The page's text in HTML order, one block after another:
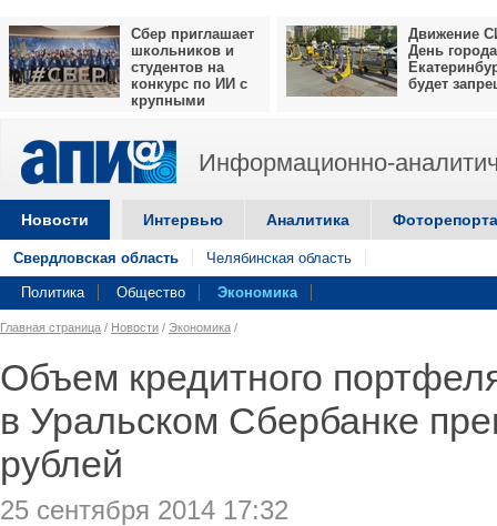
Сбер приглашает
школьников и
студентов на
конкурс по ИИ с
крупными
Движение
День города
будет
Информационно-
Новости Интервью Аналитика
Свердловская область Челябинская область
Политика Общество Экономика
Главная страница / Новости / Экономика /
Объем кредитного
в Уральском Сбербанке
рублей
25 сентября 2014 17:32